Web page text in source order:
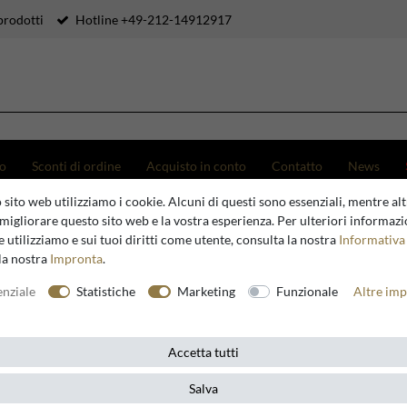
Hotline +49-212-14912917
Sconti di ordine Acquisto in conto Contatto News
statue e figure di lusso per il
sito web utilizziamo i cookie. Alcuni di questi sono essenziali, mentre
questo sito web e la vostra esperienza. Per ulteriori
utilizziamo e sui tuoi diritti come utente, consulta la nostra Informativa
nostra Impronta.
Statistiche Marketing Funzionale Altre
Accetta tutti
Salva